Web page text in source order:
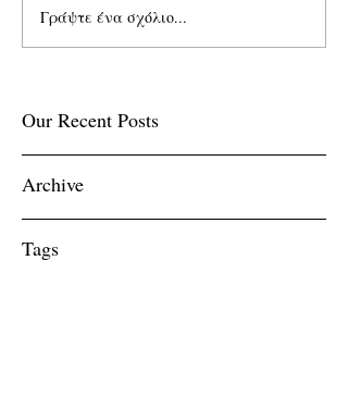
Γράψτε ένα σχόλιο...
Our Recent Posts
Archive
Tags